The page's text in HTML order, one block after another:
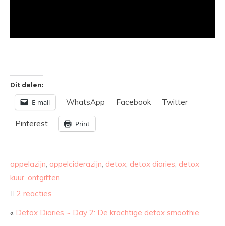
Dit delen:
E-mail WhatsApp Facebook Twitter
Pinterest Print
appelazijn, appelciderazijn, detox, detox diaries, detox
kuur, ontgiften
2 reacties
« Detox Diaries ~ Day 2: De krachtige detox smoothie